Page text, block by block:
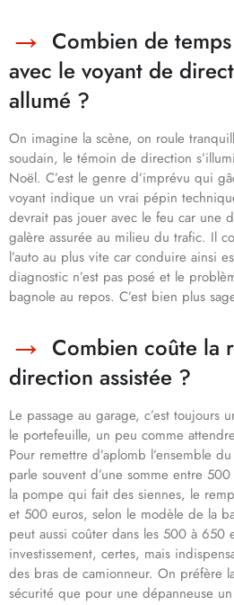
Combien de
avec le voyant de
allumé ?
On imagine la scène, on roule
soudain, le témoin de direction
Noël. C’est le genre d’imprévu qui
voyant indique un vrai pépin
devrait pas jouer avec le feu car une
galère assurée au milieu du trafic. Il
l’auto au plus vite car conduire ainsi
diagnostic n’est pas posé et le
bagnole au repos. C’est bien plus
Combien coûte la
direction assistée ?
Le passage au garage, c’est toujours
le portefeuille, un peu comme
Pour remettre d’aplomb l’ensemble
parle souvent d’une somme entre
la pompe qui fait des siennes, le
et 500 euros, selon le modèle de la
peut aussi coûter dans les 500 à 650
investissement, certes, mais
des bras de camionneur. On préfère
sécurité que pour une dépanneuse